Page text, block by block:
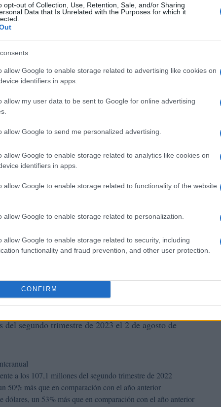
opt-out of Collection, Use, Retention, Sale, and/or Sharing
Data that Is Unrelated with the Purposes for which it
allow Google to enable storage related to advertising like cookies on
identifiers in apps.
allow my user data to be sent to Google for online advertising
allow Google to send me personalized advertising.
allow Google to enable storage related to analytics like cookies on
identifiers in apps.
allow Google to enable storage related to functionality of the website
allow Google to enable storage related to personalization.
allow Google to enable storage related to security, including
functionality and fraud prevention, and other user protection.
CONFIRM
para 2023: analistas
de Lemonade
segundo trimestre de 2023 el 2 de agosto de
a los 107,1 millones del segundo trimestre de 2022
50% más que en comparación con el año anterior
dólares, un 53% más que en comparación con el año anterior